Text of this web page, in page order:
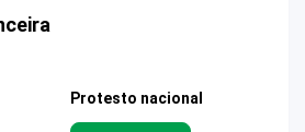
Protesto nacional